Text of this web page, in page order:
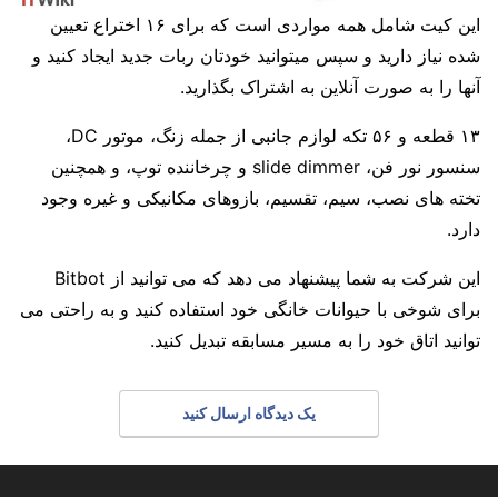
این کیت شامل همه مواردی است که برای ۱۶ اختراع تعیین
شده نیاز دارید و سپس میتوانید خودتان ربات جدید ایجاد کنید و
آنها را به صورت آنلاین به اشتراک بگذارید.
۱۳ قطعه و ۵۶ تکه لوازم جانبی از جمله زنگ، موتور DC،
سنسور نور فن، slide dimmer و چرخاننده توپ، و همچنین
تخته های نصب، سیم، تقسیم، بازوهای مکانیکی و غیره وجود
دارد.
این شرکت به شما پیشنهاد می دهد که می توانید از Bitbot
برای شوخی با حیوانات خانگی خود استفاده کنید و به راحتی می
توانید اتاق خود را به مسیر مسابقه تبدیل کنید.
یک دیدگاه ارسال کنید